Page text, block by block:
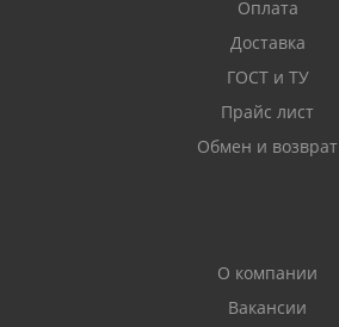
Оплата
Доставка
ГОСТ и ТУ
Прайс лист
Обмен и возврат
О компании
Вакансии